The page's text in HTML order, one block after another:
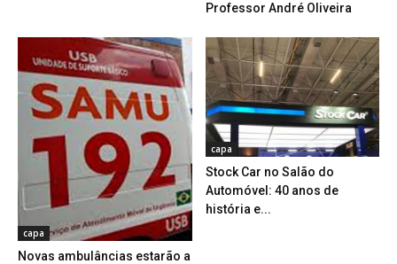
Professor André Oliveira
capa
Novas ambulâncias estarão a
capa
Stock Car no Salão do
Automóvel: 40 anos de
história e...